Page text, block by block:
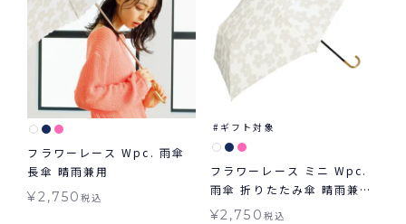
フラワーレース Wpc. 雨傘
長傘 晴雨兼用
¥2,750税込
ギフト対象
フラワーレース ミニ Wpc.
雨傘 折りたたみ傘 晴雨兼用
ギフト対象
¥2,750 税込